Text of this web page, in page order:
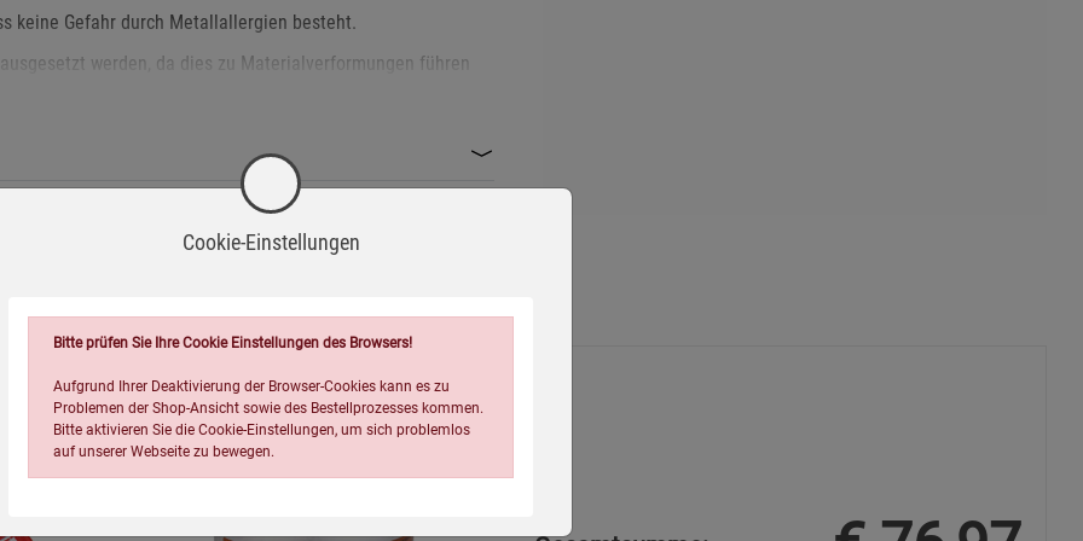
keine Gefahr durch Metallallergien besteht.
werden, da dies zu Materialverformungen führen
Abrutschen während des Gebrauchs zu vermeiden.
Reinigungsmittel, um Beschädigungen zu vermeiden.
nicht überbeansprucht werden, um die Funktionalität zu
Cookie-Einstellungen
Bitte prüfen Sie Ihre Cookie Einstellungen des Browsers!
Aufgrund Ihrer Deaktivierung der Browser-Cookies kann es zu
Problemen der Shop-Ansicht sowie des Bestellprozesses kommen.
Bitte aktivieren Sie die Cookie-Einstellungen, um sich problemlos
auf unserer Webseite zu bewegen.